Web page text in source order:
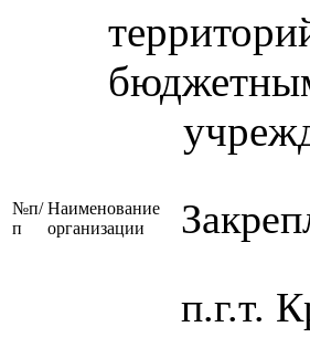
№п/
п
Наименование
организации
п.г.т.